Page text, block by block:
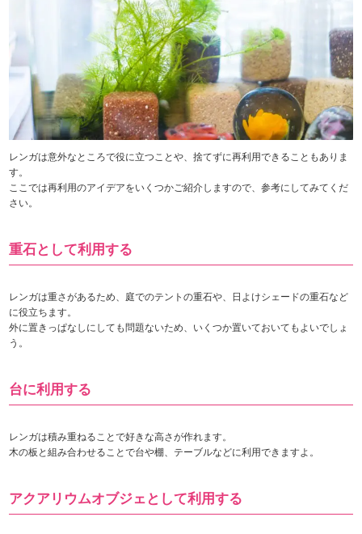
レンガは意外なところで役に立つことや、捨てずに再利用できることもありま
す。
ここでは再利用のアイデアをいくつかご紹介しますので、参考にしてみてくだ
さい。
重石として利用する
レンガは重さがあるため、庭でのテントの重石や、日よけシェードの重石など
に役立ちます。
外に置きっぱなしにしても問題ないため、いくつか置いておいてもよいでしょ
う。
台に利用する
レンガは積み重ねることで好きな高さが作れます。
木の板と組み合わせることで台や棚、テーブルなどに利用できますよ。
アクアリウムオブジェとして利用する